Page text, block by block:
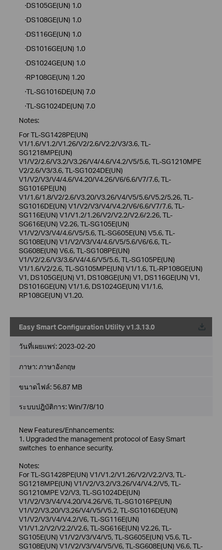
·DS105GE(UN) 1.0
·DS108GE(UN) 1.0
·DS116GE(UN) 1.0
·DS1016GE(UN) 1.0
·DS1024GE(UN) 1.0
·RP108GE(UN) 1.20
·TL-SG1016DE(UN) 7.0
·TL-SG1024DE(UN) 7.0
Notes:
For TL-SG1428PE(UN)
V1/1.6/V1.2/V1.26/V2/2.6/V2.2/V3/3.6, TL-
SG1218MPE(UN)
V1/V2/2.6/V3.2/V3.26/V4/4.6/V4.2/V5/5.6, TL-SG1210MPE
V2/2.6/V3/3.6, TL-SG1024DE(UN)
V1/V2/V3/V4/4.6/V4.20/V4.26/V6/6.6/V7/7.6, TL-
SG1016PE(UN)
V1/1.6/1.8/V2/2.6/V3.20/V3.26/V4/V5/5.6/V5.2/5.26, TL-
SG1016DE(UN) V1/V2/V3/V4/V4.2/V6/6.6/V7/7.6, TL-
SG116E(UN) V1/V1.2/1.26/V2/V2.2/V2.6/2.26, TL-
SG616E(UN) V2.26, TL-SG105E(UN)
V1/V2/V3/V4/4.6/V5/5.6, TL-SG605E(UN) V5.6, TL-
SG108E(UN) V1/V2/V3/V4/4.6/V5/5.6/V6/6.6, TL-
SG608E(UN) V6.6, TL-SG108PE(UN)
V1/V2/2.6/V3/3.6/V4/4.6/V5/5.6, TL-SG105PE(UN)
V1/1.6/V2/2.6, TL-SG105MPE(UN) V1/1.6, TL-RP108GE(UN)
V1, DS105GE(UN) V1, DS108GE(UN) V1, DS116GE(UN) V1,
DS1016GE(UN) V1/1.6, DS1024GE(UN) V1/1.6,
RP108GE(UN) V1.20.
Easy Smart Configuration Utility v1.3.13.0
วันที่เผยแพร่: 2023-02-20
ภาษา:ภาษาอังกฤษ
ขนาดไฟล์: 56.87 MB
ระบบปฎิบัติการ: Win/7/8/10
New Features/Enhancements:
1. Upgraded the management protocol of Easy Smart
switches to enhance security.
Notes:
For TL-SG1428PE(UN) V1/V1.2/V1.26/V2/V2.2/V3, TL-
SG1218MPE(UN) V1/V2/V3.2/V3.26/V4/V4.2/V5, TL-
SG1210MPE V2/V3, TL-SG1024DE(UN)
V1/V2/V3/V4/V4.20/V4.26/V6, TL-SG1016PE(UN)
V1/V2/V3.20/V3.26/V4/V5/V5.2, TL-SG1016DE(UN)
V1/V2/V3/V4/V4.2/V6, TL-SG116E(UN)
V1/V1.2/V2/V2.2/V2.6, TL-SG616E(UN) V2.26, TL-
SG105E(UN) V1/V2/V3/V4/V5, TL-SG605E(UN) V5.6, TL-
SG108E(UN) V1/V2/V3/V4/V5/V6, TL-SG608E(UN) V6.6, TL-